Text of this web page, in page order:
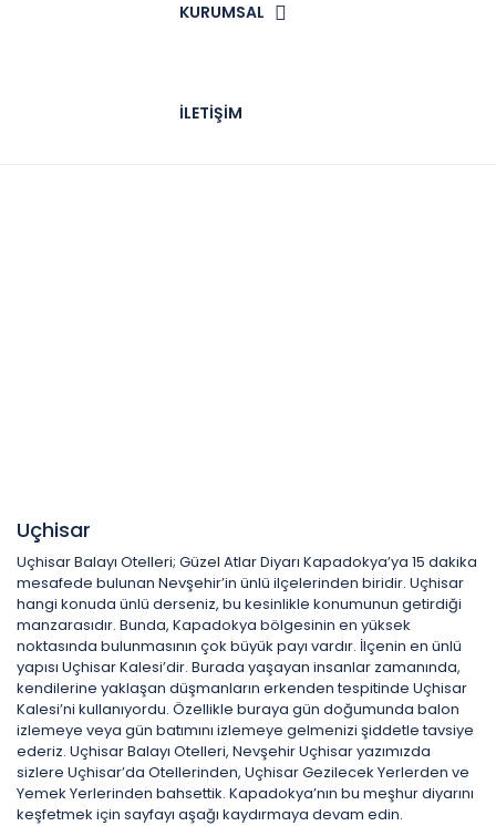
KURUMSAL
İLETIŞIM
Uçhisar
Uçhisar Balayı Otelleri; Güzel Atlar Diyarı Kapadokya’ya 15 dakika
mesafede bulunan Nevşehir’in ünlü ilçelerinden biridir. Uçhisar
hangi konuda ünlü derseniz, bu kesinlikle konumunun getirdiği
manzarasıdır. Bunda, Kapadokya bölgesinin en yüksek
noktasında bulunmasının çok büyük payı vardır. İlçenin en ünlü
yapısı Uçhisar Kalesi’dir. Burada yaşayan insanlar zamanında,
kendilerine yaklaşan düşmanların erkenden tespitinde Uçhisar
Kalesi’ni kullanıyordu. Özellikle buraya gün doğumunda balon
izlemeye veya gün batımını izlemeye gelmenizi şiddetle tavsiye
ederiz. Uçhisar Balayı Otelleri, Nevşehir Uçhisar yazımızda
sizlere Uçhisar’da Otellerinden, Uçhisar Gezilecek Yerlerden ve
Yemek Yerlerinden bahsettik. Kapadokya’nın bu meşhur diyarını
keşfetmek için sayfayı aşağı kaydırmaya devam edin.